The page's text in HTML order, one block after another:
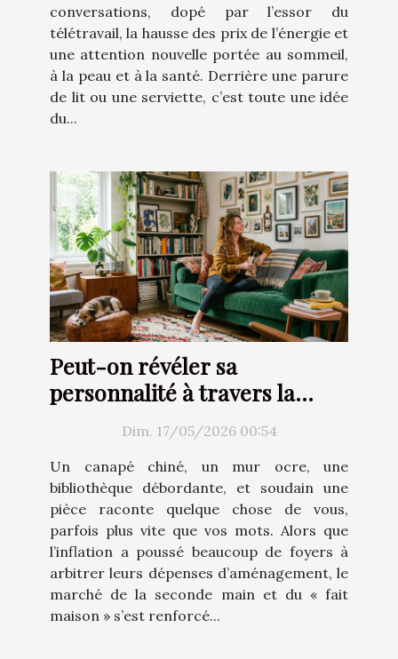
conversations, dopé par l’essor du
télétravail, la hausse des prix de l’énergie et
une attention nouvelle portée au sommeil,
à la peau et à la santé. Derrière une parure
de lit ou une serviette, c’est toute une idée
du...
Peut-on révéler sa
personnalité à travers la
décoration d’intérieur ?
Dim. 17/05/2026 00:54
Un canapé chiné, un mur ocre, une
bibliothèque débordante, et soudain une
pièce raconte quelque chose de vous,
parfois plus vite que vos mots. Alors que
l’inflation a poussé beaucoup de foyers à
arbitrer leurs dépenses d’aménagement, le
marché de la seconde main et du « fait
maison » s’est renforcé...